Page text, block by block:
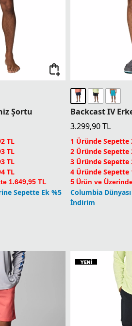
Şortu
TL
TL
TL
TL
1.649,95 TL
Sepette Ek %5
Backcast IV
3.299,90TL
1 Üründe Sepette
2 Üründe Sepette
3 Üründe Sepette
4 Üründe Sepette
5 Ürün ve
Columbia
İndirim